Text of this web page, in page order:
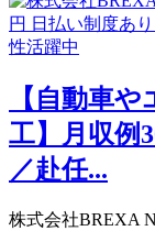
【自動車
工】月収例
／赴任...
株式会社BREXA